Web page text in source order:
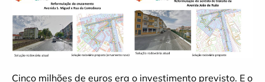
Cinco milhões de euros era o investimento previsto. E o